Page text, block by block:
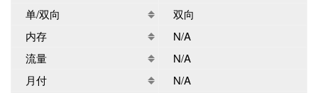
单/双向
双向
内存
N/A
流量
N/A
月付
N/A